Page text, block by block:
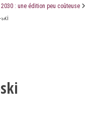
: une édition peu coûteuse
ski